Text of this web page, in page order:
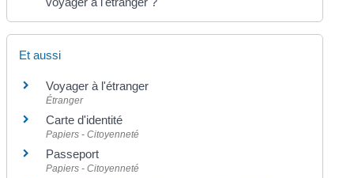
Et aussi
Voyager à l'étranger
Étranger
Carte d'identité
Papiers - Citoyenneté
Passeport
Papiers - Citoyenneté